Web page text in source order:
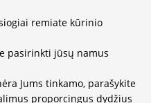
remiate kūrinio
pasirinkti jūsų namus
Jums tinkamo, parašykite
proporcingus dydžius